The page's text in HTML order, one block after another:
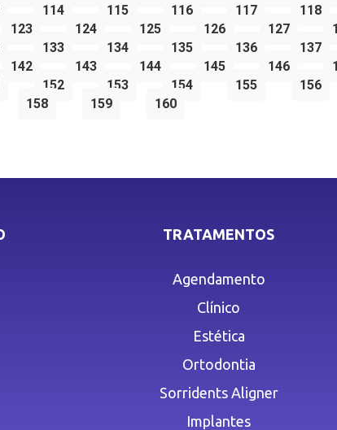
114 115 116 117 118
123 124 125 126 127
133 134 135 136 137
142 143 144 145 146
152 153 154 155 156
158
159 160
TRATAMENTOS
Agendamento
Clínico
Estética
Ortodontia
Sorridents Aligner
Implantes